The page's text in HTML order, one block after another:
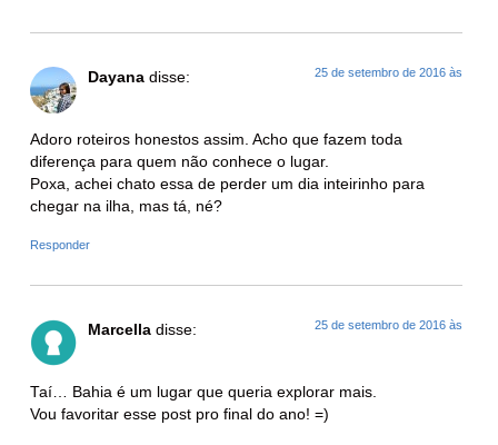
Dayana disse: 25 de setembro de 2016 às
Adoro roteiros honestos assim. Acho que fazem toda
diferença para quem não conhece o lugar.
Poxa, achei chato essa de perder um dia inteirinho para
chegar na ilha, mas tá, né?
Responder
Marcella disse: 25 de setembro de 2016 às
Taí… Bahia é um lugar que queria explorar mais.
Vou favoritar esse post pro final do ano! =)